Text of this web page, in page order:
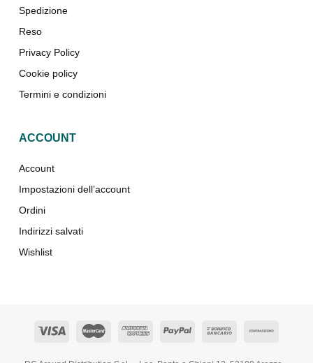
Spedizione
Reso
Privacy Policy
Cookie policy
Termini e condizioni
ACCOUNT
Account
Impostazioni dell’account
Ordini
Indirizzi salvati
Wishlist